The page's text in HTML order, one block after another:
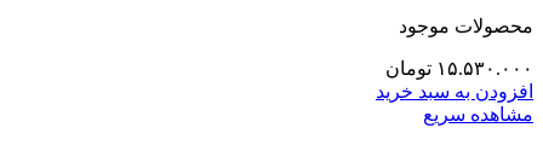
محصولات موجود
۱۵.۵۳۰.۰۰۰ تومان
افزودن به سبد خرید
مشاهده سریع